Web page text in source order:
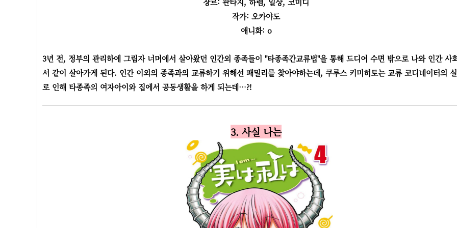
작가: 오카야도
애니화: o
3년 전, 정부의 관리하에 그림자 너머에서 살아왔던 인간외 종족들이 "타종족간교류법"을 통해 드디어 수면 밖으로 나와 인간 사
서 같이 살아가게 된다. 인간 이외의 종족과의 교류하기 위해선 패밀리를 찾아야하는데, 쿠루스 키미히토는 교류 코디네이터의
로 인해 타종족의 여자아이와 집에서 공동생활을 하게 되는데…?!
3. 사실 나는